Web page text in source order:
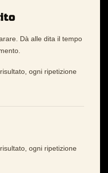
Dà alle dita il tempo
ogni ripetizione
ogni ripetizione